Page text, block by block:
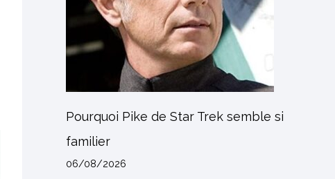
Pourquoi Pike de Star Trek semble si
familier
06/08/2026